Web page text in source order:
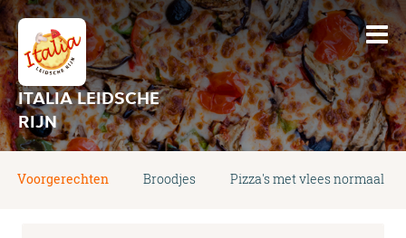
ITALIA LEIDSCHE
RIJN
Voorgerechten Broodjes Pizza's met vlees normaal